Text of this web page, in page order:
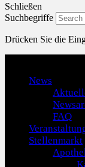
Schließen
Suchbegriffe
Drücken Sie die
News
FAQ
Stellenmarkt